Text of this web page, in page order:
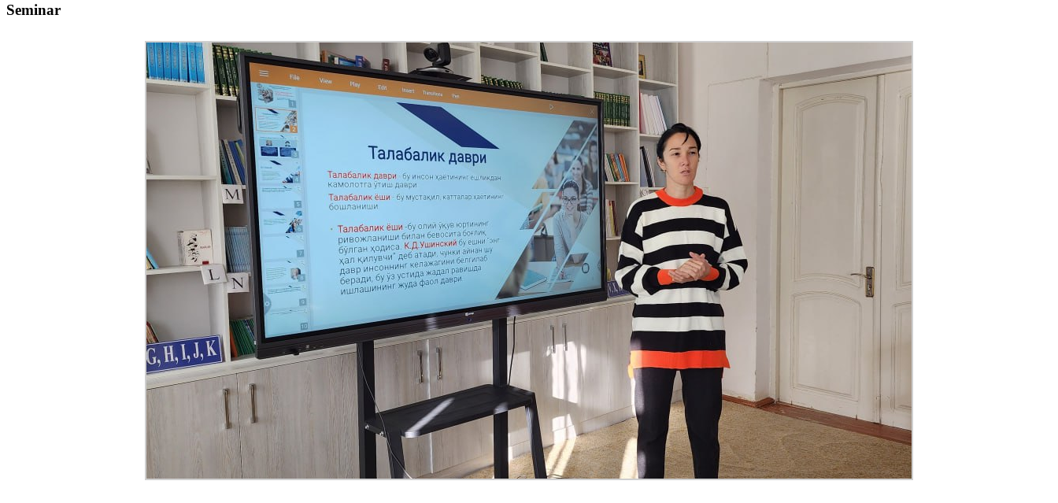
Seminar